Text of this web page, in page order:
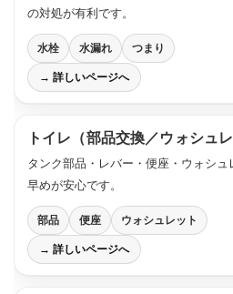
の対処が有利です。
水栓 水漏れ つまり
→ 詳しいページへ
トイレ（部品交換／ウォシュレ
タンク部品・レバー・便座・ウォシ
早めが安心です。
部品 便座 ウォシュレット
→ 詳しいページへ